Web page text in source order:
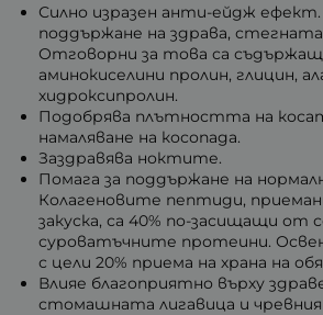
Силно изразен анти-ейдж ефект.
поддържане на здрава,
Отговорни за това са
аминокиселини пролин, глицин,
хидроксипролин.
Подобрява плътността на
намаляване на косопада.
Заздравява ноктите.
Помага за поддържане на
Колагеновите пептиди,
закуска, са 40% по-засищащи от
суроватъчните протеини.
с цели 20% приема на храна на
Влияе благоприятно върху
стомашната лигавица и